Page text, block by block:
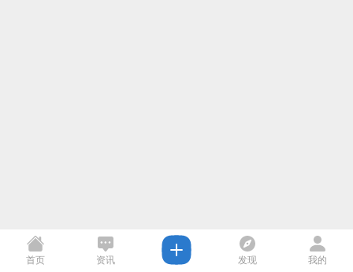
首页 资讯 发现 我的